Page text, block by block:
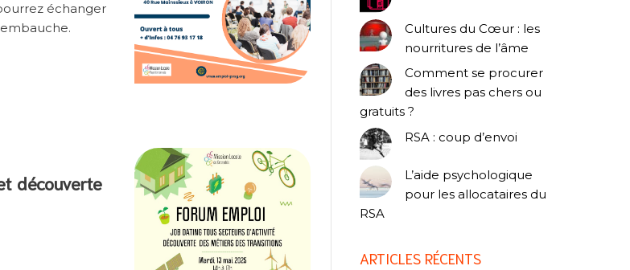
échanger
découverte
Cultures du Cœur : les
nourritures de l’âme
Comment se procurer
des livres pas chers ou
gratuits ?
RSA : coup d’envoi
L’aide psychologique
pour les allocataires du
RSA
ARTICLES RÉCENTS